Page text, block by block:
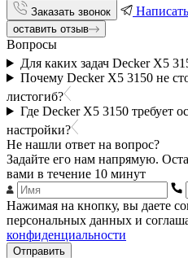
Заказать звонок
оставить отзыв
Вопросы
Для каких задач Decker X5
Почему Decker X5 3150 не
листогиб?
Где Decker X5 3150 требует
настройки?
Не нашли ответ на вопрос?
Задайте его нам напрямую.
вами в течение 10 минут
Нажимая на кнопку, вы даете
персональных данных и
конфиденциальности
Отправить